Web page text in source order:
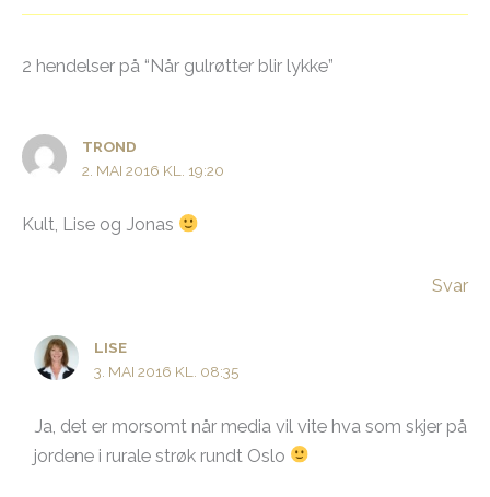
2 hendelser på “Når gulrøtter blir lykke”
TROND
2. MAI 2016 KL. 19:20
Kult, Lise og Jonas
Svar
LISE
3. MAI 2016 KL. 08:35
Ja, det er morsomt når media vil vite hva som skjer på
jordene i rurale strøk rundt Oslo